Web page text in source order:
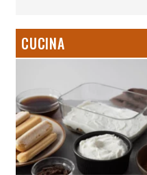
CUCINA